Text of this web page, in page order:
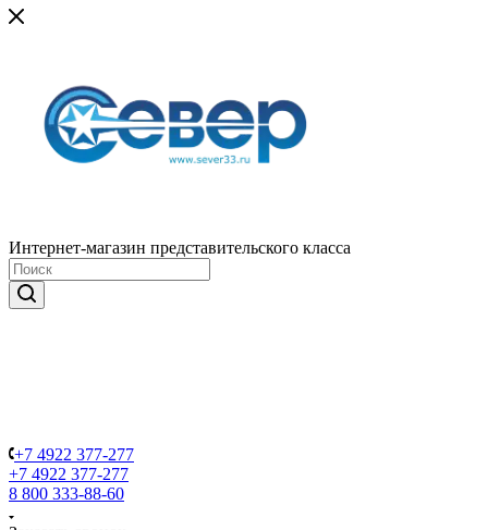
Интернет-магазин представительского класса
+7 4922 377-277
+7 4922 377-277
8 800 333-88-60